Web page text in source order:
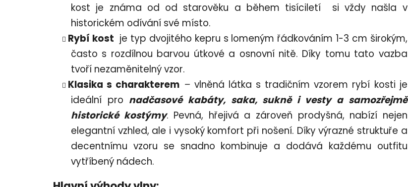
kost je známa od od starověku a během tisíciletí si vždy našla v
historickém odívání své místo.
Rybí kost je typ dvojitého kepru s lomeným řádkováním 1-3 cm širokým,
často s rozdílnou barvou útkové a osnovní nitě. Díky tomu tato vazba
tvoří nezaměnitelný vzor.
Klasika s charakterem – vlněná látka s tradičním vzorem rybí kosti je
ideální pro nadčasové kabáty, saka, sukně i vesty a samozřejmě
historické kostýmy. Pevná, hřejivá a zároveň prodyšná, nabízí nejen
elegantní vzhled, ale i vysoký komfort při nošení. Díky výrazné struktuře a
decentnímu vzoru se snadno kombinuje a dodává každému outfitu
vytříbený nádech.